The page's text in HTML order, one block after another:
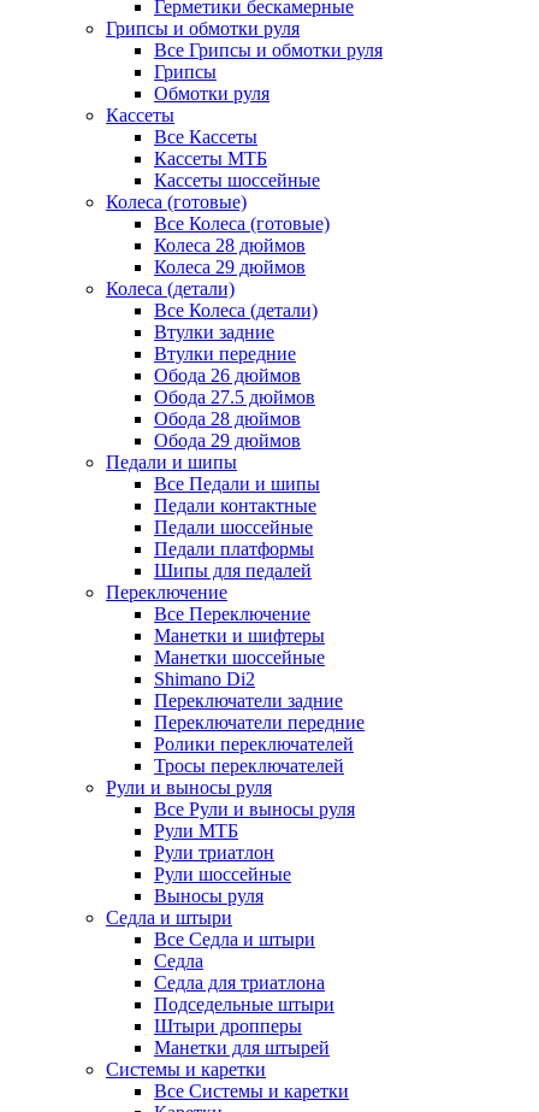
Герметики бескамерные
Грипсы и обмотки руля
Все Грипсы и обмотки руля
Грипсы
Обмотки руля
Кассеты
Все Кассеты
Кассеты МТБ
Кассеты шоссейные
Колеса (готовые)
Все Колеса (готовые)
Колеса 28 дюймов
Колеса 29 дюймов
Колеса (детали)
Все Колеса (детали)
Втулки задние
Втулки передние
Обода 26 дюймов
Обода 27.5 дюймов
Обода 28 дюймов
Обода 29 дюймов
Педали и шипы
Все Педали и шипы
Педали контактные
Педали шоссейные
Педали платформы
Шипы для педалей
Переключение
Все Переключение
Манетки и шифтеры
Манетки шоссейные
Shimano Di2
Переключатели задние
Переключатели передние
Ролики переключателей
Тросы переключателей
Рули и выносы руля
Все Рули и выносы руля
Рули МТБ
Рули триатлон
Рули шоссейные
Выносы руля
Седла и штыри
Все Седла и штыри
Седла
Седла для триатлона
Подседельные штыри
Штыри дропперы
Манетки для штырей
Системы и каретки
Все Системы и каретки